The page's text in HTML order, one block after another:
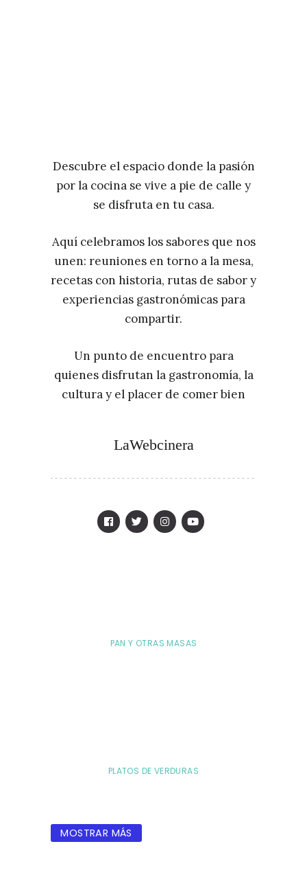
Descubre el espacio donde la pasión
por la cocina se vive a pie de calle y
se disfruta en tu casa.
Aquí celebramos los sabores que nos
unen: reuniones en torno a la mesa,
recetas con historia, rutas de sabor y
experiencias gastronómicas para
compartir.
Un punto de encuentro para
quienes disfrutan la gastronomía, la
cultura y el placer de comer bien
LaWebcinera
PAN Y OTRAS MASAS
PLATOS DE VERDURAS
MOSTRAR MÁS